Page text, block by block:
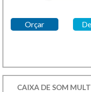
Orçar
CAIXA DE SOM